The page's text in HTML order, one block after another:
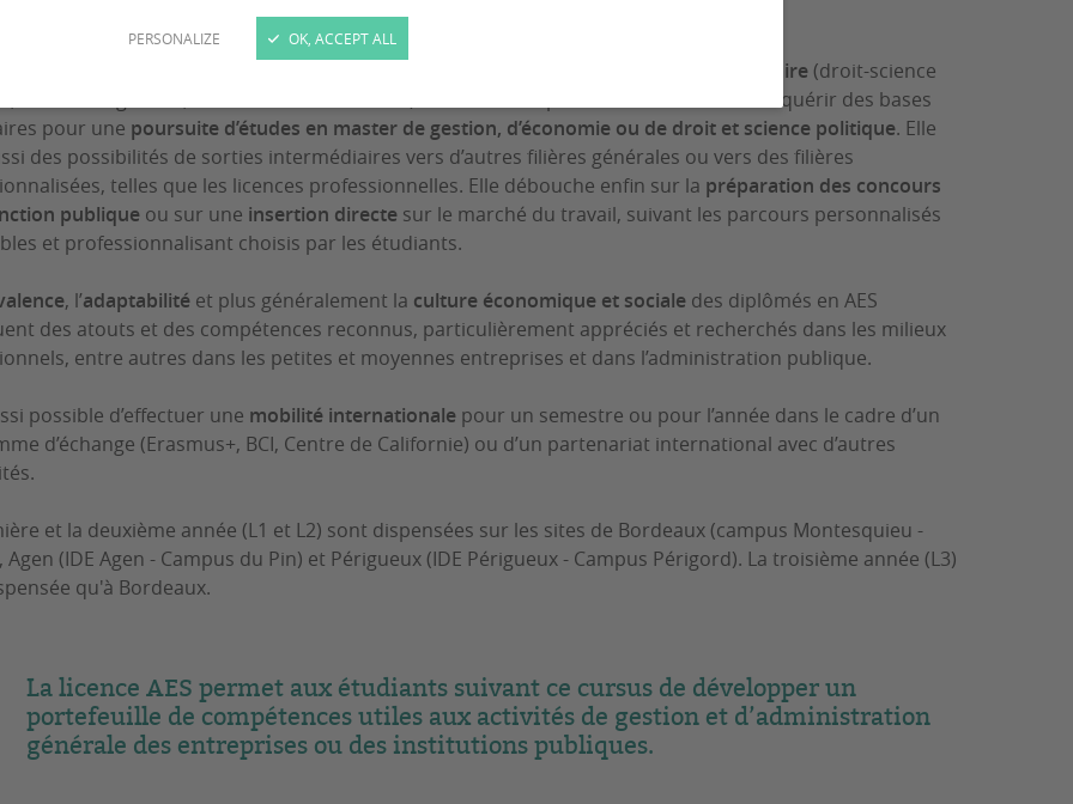
PERSONALIZE OK, ACCEPT ALL
pluridisciplinaire (droit-science
économie-gestion, autres sciences sociales). La formation permet aux étudiants d’acquérir des bases
pour une poursuite d’études en master de gestion, d’économie ou de droit et science politique. Elle
des possibilités de sorties intermédiaires vers d’autres filières générales ou vers des filières
telles que les licences professionnelles. Elle débouche enfin sur la préparation des concours
publique ou sur une insertion directe sur le marché du travail, suivant les parcours personnalisés
et professionnalisant choisis par les étudiants.
, l’adaptabilité et plus généralement la culture économique et sociale des diplômés en AES
des atouts et des compétences reconnus, particulièrement appréciés et recherchés dans les milieux
entre autres dans les petites et moyennes entreprises et dans l’administration publique.
possible d’effectuer une mobilité internationale pour un semestre ou pour l’année dans le cadre d’un
d’échange (Erasmus+, BCI, Centre de Californie) ou d’un partenariat international avec d’autres
et la deuxième année (L1 et L2) sont dispensées sur les sites de Bordeaux (campus Montesquieu -
Agen (IDE Agen - Campus du Pin) et Périgueux (IDE Périgueux - Campus Périgord). La troisième année (L3)
qu'à Bordeaux.
La licence AES permet aux étudiants suivant ce cursus de développer un
portefeuille de compétences utiles aux activités de gestion et d’administration
générale des entreprises ou des institutions publiques.